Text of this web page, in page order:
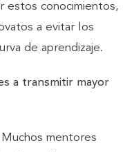
estos conocimientos,
a evitar los
de aprendizaje.
a transmitir mayor
Muchos mentores